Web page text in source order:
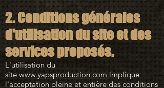
2. Conditions générales
d'utilisation du site et des
services proposés.
L'utilisation du
site www.yapsproduction.com implique
l'acceptation pleine et entière des conditions